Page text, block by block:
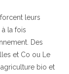
leurs
la fois
Des
et Co ou Le
bio et